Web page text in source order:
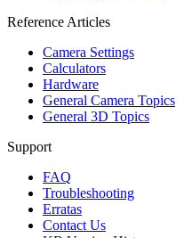
Reference Articles
Camera Settings
Calculators
Hardware
General Camera Topics
General 3D Topics
Support
FAQ
Troubleshooting
Erratas
Contact Us